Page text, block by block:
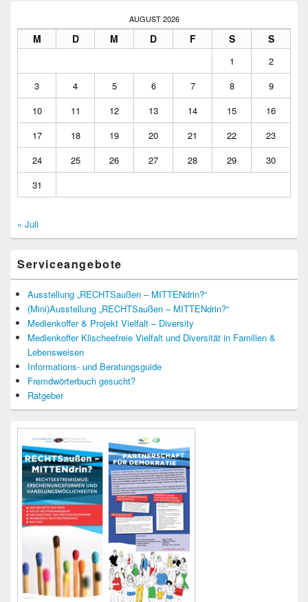
AUGUST 2026
M D M D F S S
1
2
3
4 5 6 7 8
9
10
11 12 13 14 15
16
17
18 19 20 21 22
23
24
25 26 27 28 29
30
31
« Juli
Serviceangebote
Ausstellung „RECHTSaußen – MITTENdrin?“
(Mini)Ausstellung „RECHTSaußen – MITTENdrin?“
Medienkoffer & Projekt Vielfalt – Diversity
Medienkoffer Klischeefreie Vielfalt und Diversität in Familien &
Lebensweisen
Informations- und Beratungsguide
Fremdwörterbuch gesucht?
Ratgeber